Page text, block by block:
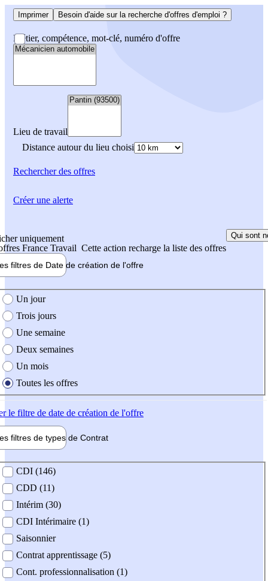
Imprimer Besoin d'aide sur la recherche d'offres d'emploi ?
Métier, compétence, mot-clé, numéro d'offre
Lieu de travail
Distance autour du lieu choisi
Rechercherdes offres
uniquement
France Travail Cette action recharge la liste des offres
Qui sont
filtres de Date de création de l'offre
création de l'offre
Un jour
Trois jours
Une semaine
Deux semaines
Un mois
Toutes les offres
le filtre de date de création de l'offre
filtres de types de Contrat
contrat
CDI (146)
CDD (11)
Intérim (30)
CDI Intérimaire (1)
Saisonnier
Contrat apprentissage (5)
Cont. professionnalisation (1)
Créer une alerte